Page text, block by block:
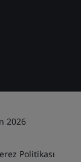
2026
Politikası